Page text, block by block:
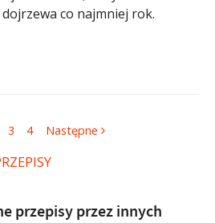
co najmniej rok.
3 4 Następne
przepisy przez innych